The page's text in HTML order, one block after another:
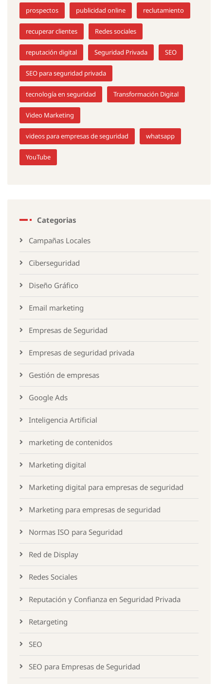
prospectos publicidad online reclutamiento
recuperar clientes Redes sociales
reputación digital Seguridad Privada SEO
SEO para seguridad privada
tecnología en seguridad Transformación Digital
Video Marketing
videos para empresas de seguridad whatsapp
YouTube
Categorias
Campañas Locales
Ciberseguridad
Diseño Gráfico
Email marketing
Empresas de Seguridad
Empresas de seguridad privada
Gestión de empresas
Google Ads
Inteligencia Artificial
marketing de contenidos
Marketing digital
Marketing digital para empresas de seguridad
Marketing para empresas de seguridad
Normas ISO para Seguridad
Red de Display
Redes Sociales
Reputación y Confianza en Seguridad Privada
Retargeting
SEO
SEO para Empresas de Seguridad